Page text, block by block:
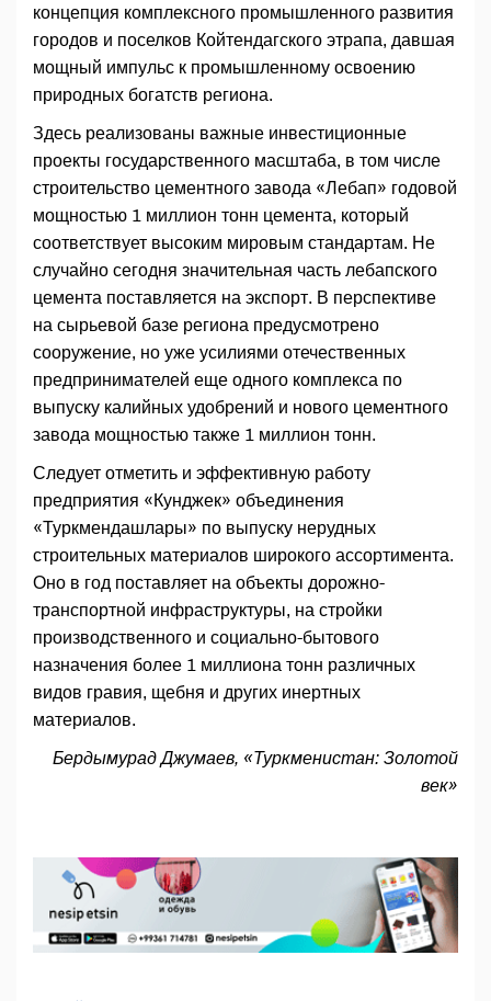
концепция комплексного промышленного развития
городов и поселков Койтендагского этрапа, давшая
мощный импульс к промышленному освоению
природных богатств региона.
Здесь реализованы важные инвестиционные
проекты государственного масштаба, в том числе
строительство цементного завода «Лебап» годовой
мощностью 1 миллион тонн цемента, который
соответствует высоким мировым стандартам. Не
случайно сегодня значительная часть лебапского
цемента поставляется на экспорт. В перспективе
на сырьевой базе региона предусмотрено
сооружение, но уже усилиями отечественных
предпринимателей еще одного комплекса по
выпуску калийных удобрений и нового цементного
завода мощностью также 1 миллион тонн.
Следует отметить и эффективную работу
предприятия «Кунджек» объединения
«Туркмендашлары» по выпуску нерудных
строительных материалов широкого ассортимента.
Оно в год поставляет на объекты дорожно-
транспортной инфраструктуры, на стройки
производственного и социально-бытового
назначения более 1 миллиона тонн различных
видов гравия, щебня и других инертных
материалов.
Бердымурад Джумаев, «Туркменистан: Золотой
век»